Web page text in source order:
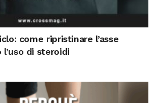
come ripristinare l’asse
di steroidi